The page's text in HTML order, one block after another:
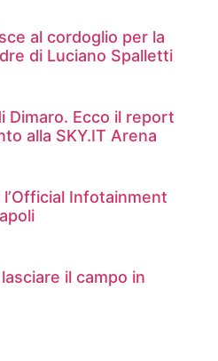
al cordoglio per la
di Luciano Spalletti
Dimaro. Ecco il report
alla SKY.IT Arena
Infotainment
il campo in